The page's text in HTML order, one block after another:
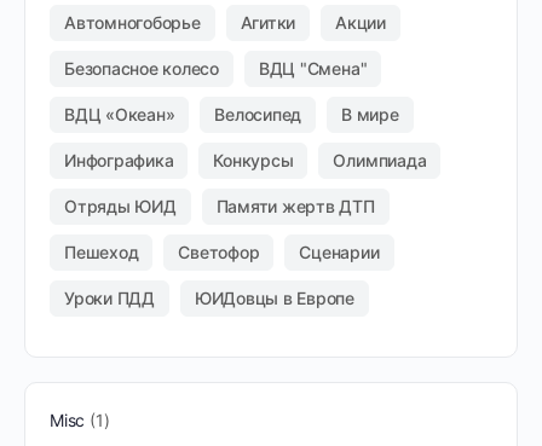
Автомногоборье Агитки Акции
Безопасное колесо ВДЦ "Смена"
ВДЦ «Океан» Велосипед В мире
Инфографика Конкурсы Олимпиада
Отряды ЮИД Памяти жертв ДТП
Пешеход Светофор Сценарии
Уроки ПДД ЮИДовцы в Европе
Misc
1